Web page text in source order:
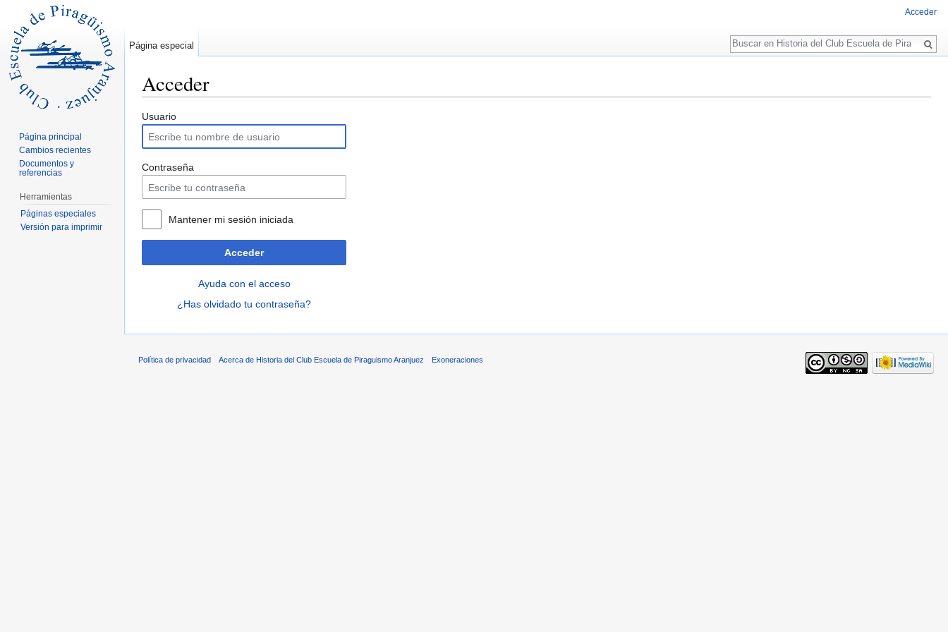
Acceder
Usuario
Contraseña
Mantener mi sesión iniciada
Acceder
Ayuda con el acceso
¿Has olvidado tu contraseña?
Acceder
Página especial
Buscar
Página principal
Cambios recientes
Documentos y
referencias
Herramientas
Páginas especiales
Versión para imprimir
Política de privacidad Acerca de Historia del Club Escuela de Piraguismo Aranjuez Exoneraciones